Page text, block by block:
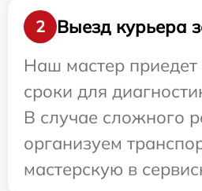
2
Выезд курьера
Наш мастер
сроки для
В случае сложного
организуем
мастерскую в